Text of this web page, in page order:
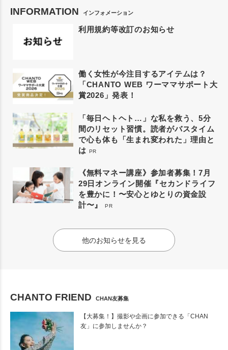
INFORMATION インフォメーション
利用規約等改訂のお知らせ
働く女性が今注目するアイテムは？
「CHANTO WEB ワーママサポート大
賞2026」発表！
「毎日ヘトヘト…」な私を救う、5分
間のリセット習慣。読者がバスタイム
で心も体も「生まれ変われた」理由と
は PR
《無料マネー講座》参加者募集！7月
29日オンライン開催『セカンドライフ
を豊かに！〜安心とゆとりの資金設
計〜』
PR
他のお知らせを見る
CHANTO FRIEND CHAN友募集
【大募集！】撮影や企画に参加できる「CHAN
友」に参加しませんか？